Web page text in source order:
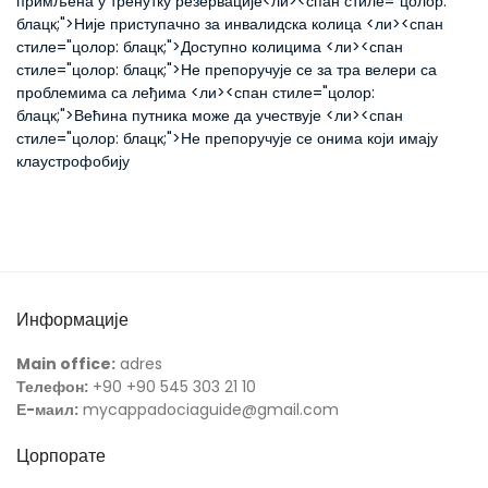
блацк;">Није приступачно за инвалидска колица <ли><спан
стиле="цолор: блацк;">Доступно колицима <ли><спан
стиле="цолор: блацк;">Не препоручује се за тра велери са
проблемима са леђима <ли><спан стиле="цолор:
блацк;">Већина путника може да учествује <ли><спан
стиле="цолор: блацк;">Не препоручује се онима који имају
клаустрофобију
Информације
Main office: adres
Телефон: +90 +90 545 303 21 10
Е-маил: mycappadociaguide@gmail.com
Цорпорате